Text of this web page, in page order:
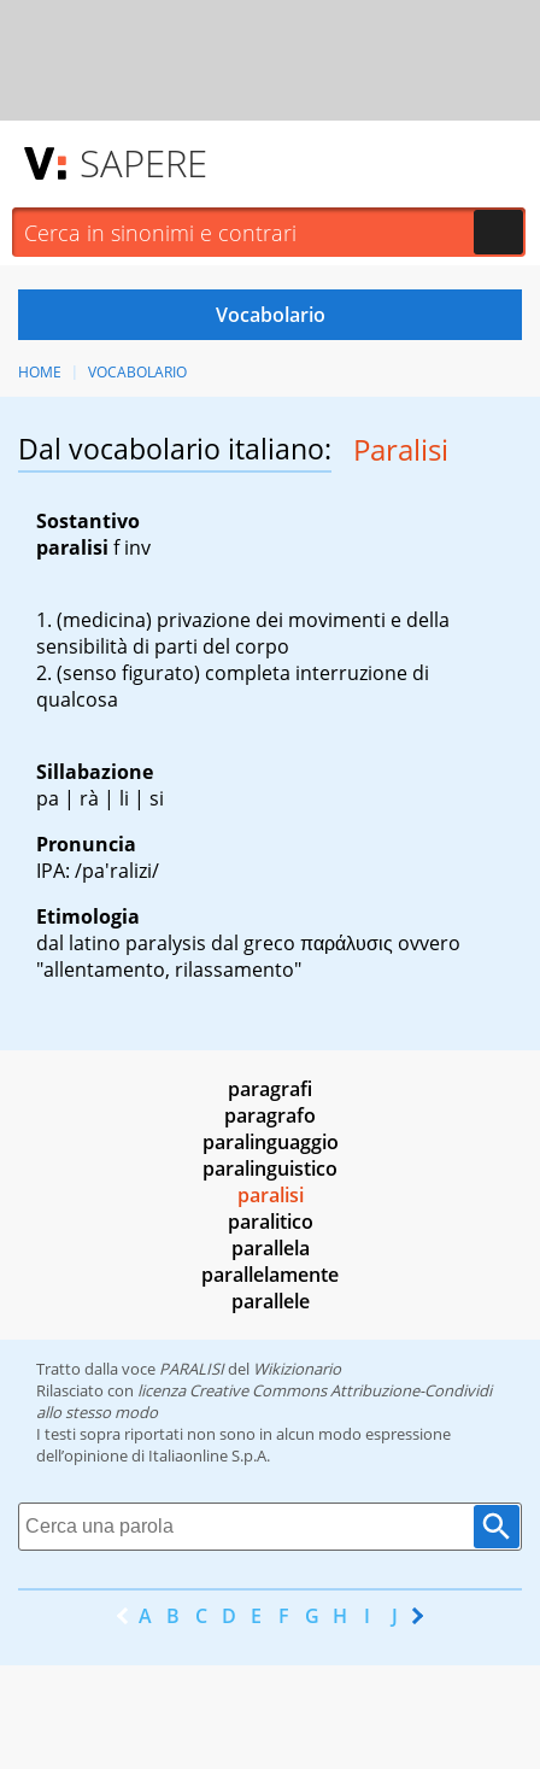
SAPERE
HOME VOCABOLARIO
Dal vocabolario italiano: Paralisi
Sostantivo
paralisi f inv
(medicina) privazione dei movimenti e della
sensibilità di parti del corpo
(senso figurato) completa interruzione di
qualcosa
Sillabazione
pa | rà | li | si
Pronuncia
IPA: /pa'ralizi/
Etimologia
dal latino paralysis dal greco παράλυσις ovvero
"allentamento, rilassamento"
paragrafi
paragrafo
paralinguaggio
paralinguistico
paralisi
paralitico
parallela
parallelamente
parallele
Tratto dalla voce PARALISIdel Wikizionario
Rilasciato con licenza Creative Commons Attribuzione-Condividi
allo stesso modo
I testi sopra riportati non sono in alcun modo espressione
dell’opinione di Italiaonline S.p.A.
A B C D E F G H I J K